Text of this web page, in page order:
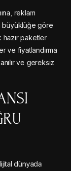
reklam
göre
paketler
ve fiyatlandırma
ve gereksiz
dünyada